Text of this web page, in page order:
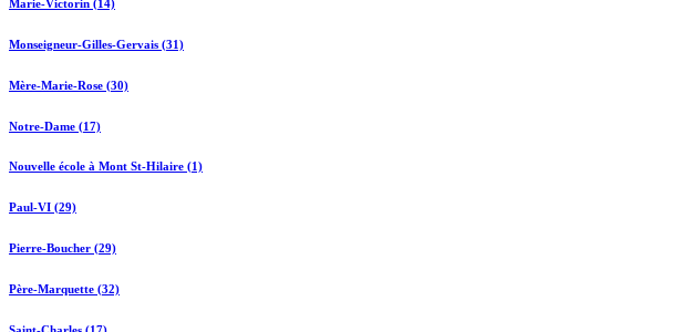
Marie-Victorin (14)
Monseigneur-Gilles-Gervais (31)
Mère-Marie-Rose (30)
Notre-Dame (17)
Nouvelle école à Mont St-Hilaire (1)
Paul-VI (29)
Pierre-Boucher (29)
Père-Marquette (32)